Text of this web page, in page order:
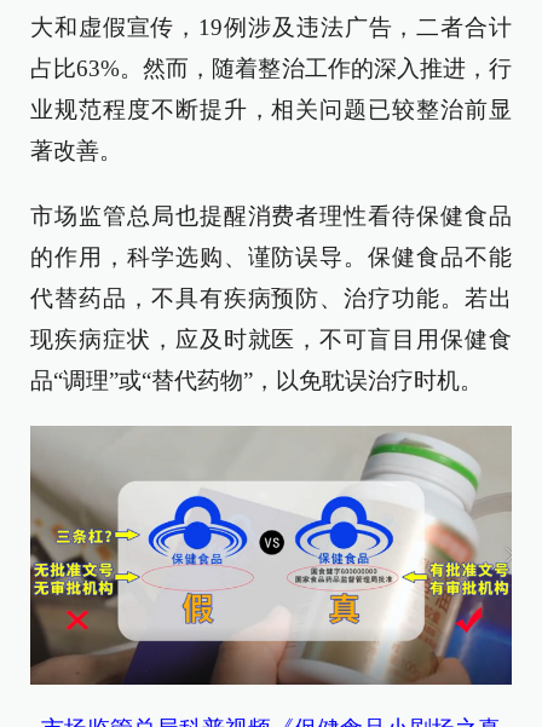
大和虚假宣传，19例涉及违法广告，二者合计
占比63%。然而，随着整治工作的深入推进，行
业规范程度不断提升，相关问题已较整治前显
著改善。
市场监管总局也提醒消费者理性看待保健食品
的作用，科学选购、谨防误导。保健食品不能
代替药品，不具有疾病预防、治疗功能。若出
现疾病症状，应及时就医，不可盲目用保健食
品“调理”或“替代药物”，以免耽误治疗时机。